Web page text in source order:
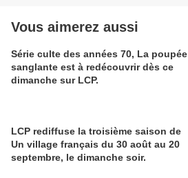
Vous aimerez aussi
Série culte des années 70, La poupée
sanglante est à redécouvrir dès ce
dimanche sur LCP.
LCP rediffuse la troisième saison de
Un village français du 30 août au 20
septembre, le dimanche soir.